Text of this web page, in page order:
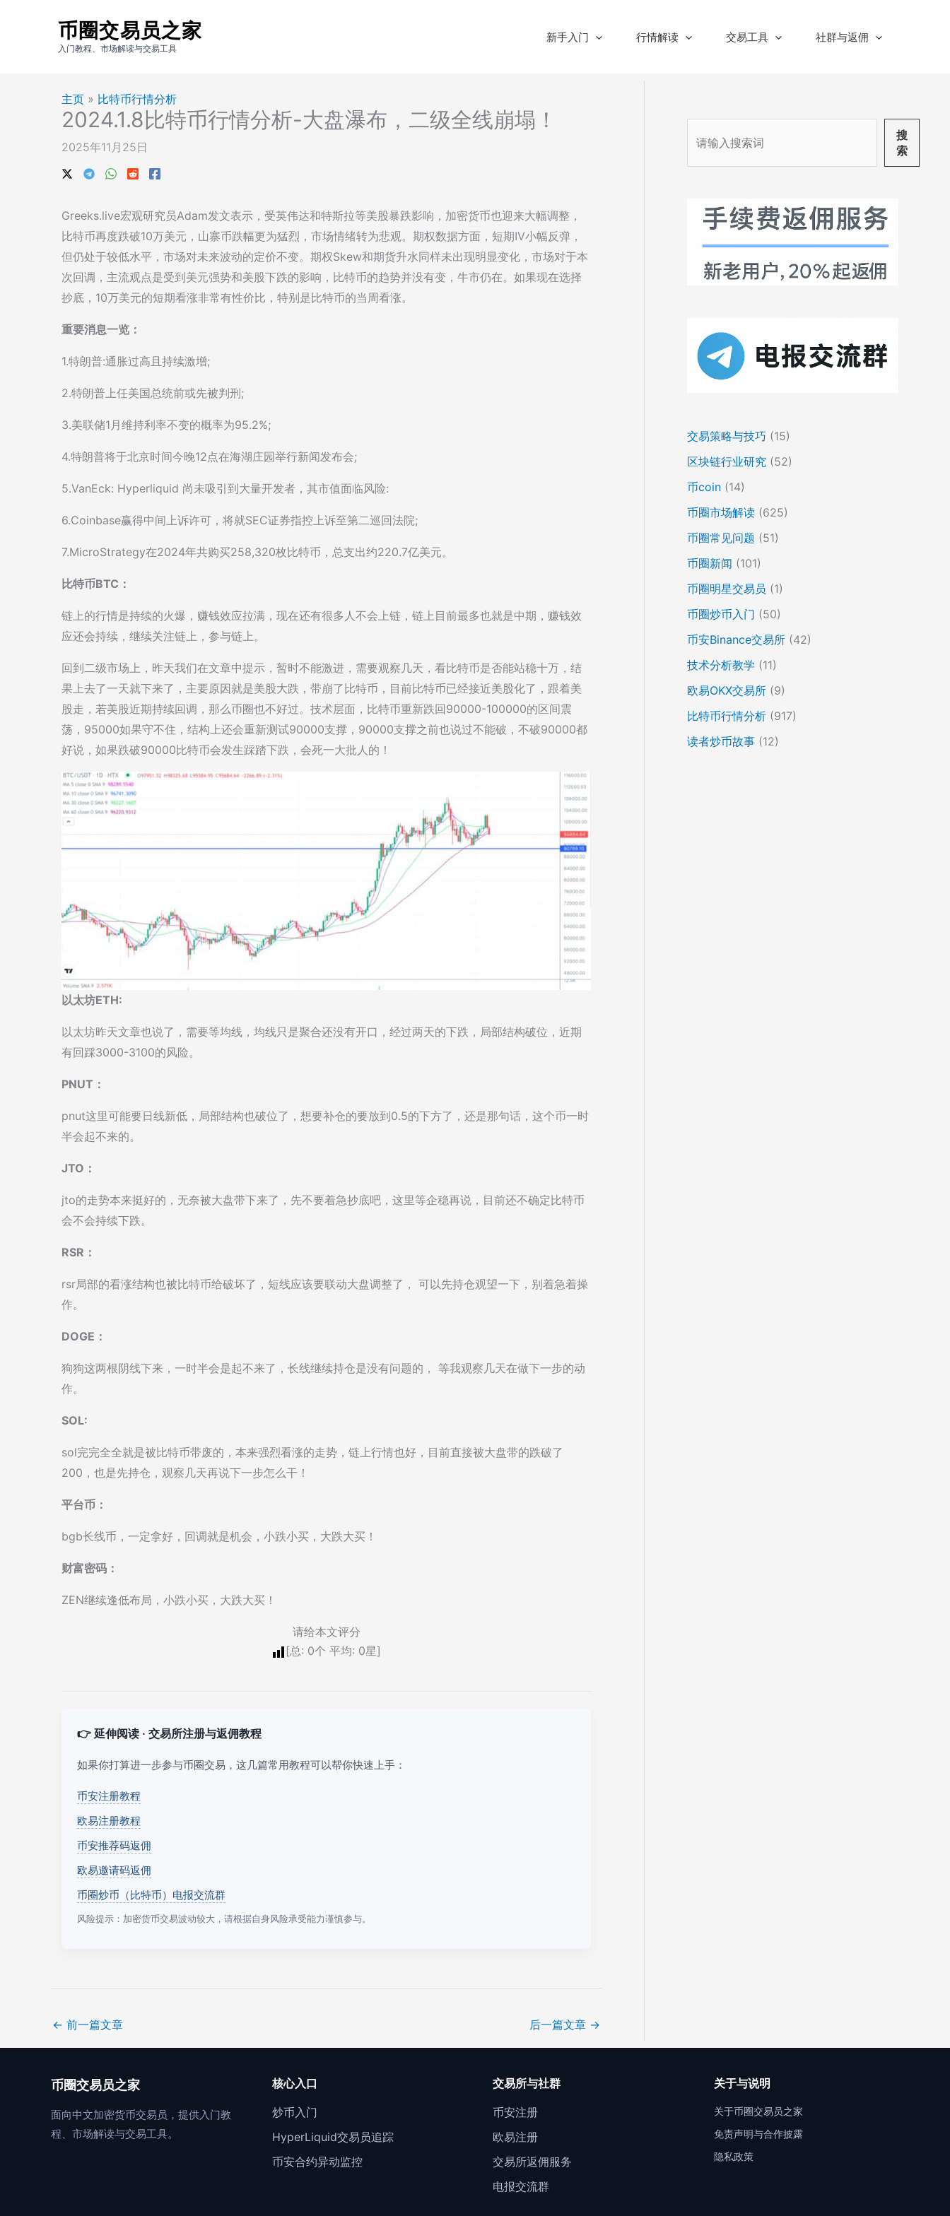
币圈交易员之家
入门教程、市场解读与交易工具
新手入门 行情解读 交易工具 社群与返佣
主页 » 比特币行情分析
2024.1.8比特币行情分析-大盘瀑布，二级全线崩塌！
2025年11月25日
Greeks.live宏观研究员Adam发文表示，受英伟达和特斯拉等美股暴跌影响，加密货币也迎来大幅调整，
比特币再度跌破10万美元，山寨币跌幅更为猛烈，市场情绪转为悲观。期权数据方面，短期IV小幅反弹，
但仍处于较低水平，市场对未来波动的定价不变。期权Skew和期货升水同样未出现明显变化，市场对于本
次回调，主流观点是受到美元强势和美股下跌的影响，比特币的趋势并没有变，牛市仍在。如果现在选择
抄底，10万美元的短期看涨非常有性价比，特别是比特币的当周看涨。
重要消息一览：
1.特朗普:通胀过高且持续激增;
2.特朗普上任美国总统前或先被判刑;
3.美联储1月维持利率不变的概率为95.2%;
4.特朗普将于北京时间今晚12点在海湖庄园举行新闻发布会;
5.VanEck: Hyperliquid 尚未吸引到大量开发者，其市值面临风险:
6.Coinbase赢得中间上诉许可，将就SEC证券指控上诉至第二巡回法院;
7.MicroStrategy在2024年共购买258,320枚比特币，总支出约220.7亿美元。
比特币BTC：
链上的行情是持续的火爆，赚钱效应拉满，现在还有很多人不会上链，链上目前最多也就是中期，赚钱效
应还会持续，继续关注链上，参与链上。
回到二级市场上，昨天我们在文章中提示，暂时不能激进，需要观察几天，看比特币是否能站稳十万，结
果上去了一天就下来了，主要原因就是美股大跌，带崩了比特币，目前比特币已经接近美股化了，跟着美
股走，若美股近期持续回调，那么币圈也不好过。技术层面，比特币重新跌回90000-100000的区间震
荡，95000如果守不住，结构上还会重新测试90000支撑，90000支撑之前也说过不能破，不破90000都
好说，如果跌破90000比特币会发生踩踏下跌，会死一大批人的！
以太坊ETH:
以太坊昨天文章也说了，需要等均线，均线只是聚合还没有开口，经过两天的下跌，局部结构破位，近期
有回踩3000-3100的风险。
PNUT：
pnut这里可能要日线新低，局部结构也破位了，想要补仓的要放到0.5的下方了，还是那句话，这个币一时
半会起不来的。
JTO：
jto的走势本来挺好的，无奈被大盘带下来了，先不要着急抄底吧，这里等企稳再说，目前还不确定比特币
会不会持续下跌。
RSR：
rsr局部的看涨结构也被比特币给破坏了，短线应该要联动大盘调整了， 可以先持仓观望一下，别着急着操
作。
DOGE：
狗狗这两根阴线下来，一时半会是起不来了，长线继续持仓是没有问题的， 等我观察几天在做下一步的动
作。
SOL:
sol完完全全就是被比特币带废的，本来强烈看涨的走势，链上行情也好，目前直接被大盘带的跌破了
200，也是先持仓，观察几天再说下一步怎么干！
平台币：
bgb长线币，一定拿好，回调就是机会，小跌小买，大跌大买！
财富密码：
ZEN继续逢低布局，小跌小买，大跌大买！
请给本文评分
[总: 0个 平均: 0星]
👉 延伸阅读 · 交易所注册与返佣教程
如果你打算进一步参与币圈交易，这几篇常用教程可以帮你快速上手：
币安注册教程
欧易注册教程
币安推荐码返佣
欧易邀请码返佣
币圈炒币（比特币）电报交流群
风险提示：加密货币交易波动较大，请根据自身风险承受能力谨慎参与。
← 前一篇文章 后一篇文章 →
搜
索
交易策略与技巧 (15)
区块链行业研究 (52)
币coin (14)
币圈市场解读 (625)
币圈常见问题 (51)
币圈新闻 (101)
币圈明星交易员 (1)
币圈炒币入门 (50)
币安Binance交易所 (42)
技术分析教学 (11)
欧易OKX交易所 (9)
比特币行情分析 (917)
读者炒币故事 (12)
币圈交易员之家
面向中文加密货币交易员，提供入门教
程、市场解读与交易工具。
核心入口
炒币入门
HyperLiquid交易员追踪
币安合约异动监控
交易所与社群
币安注册
欧易注册
交易所返佣服务
电报交流群
关于与说明
关于币圈交易员之家
免责声明与合作披露
隐私政策